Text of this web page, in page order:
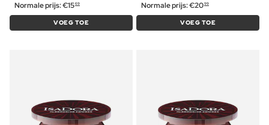
Normale prijs:€1569
VOEG TOE
Normale prijs:€2099
VOEG TOE